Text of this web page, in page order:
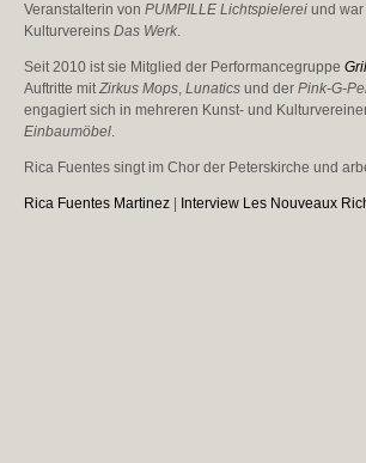
Veranstalterin von PUMPILLE Lichtspielereiund war
Kulturvereins Das Werk.
Seit 2010 ist sie Mitglied der Performancegruppe
Auftritte mitZirkus Mops, Lunaticsund der Pink-G-
engagiert sich in mehreren Kunst- und
Einbaumöbel.
Rica Fuentes singt im Chor der Peterskirche und
Rica Fuentes Martinez| Interview Les Nouveaux